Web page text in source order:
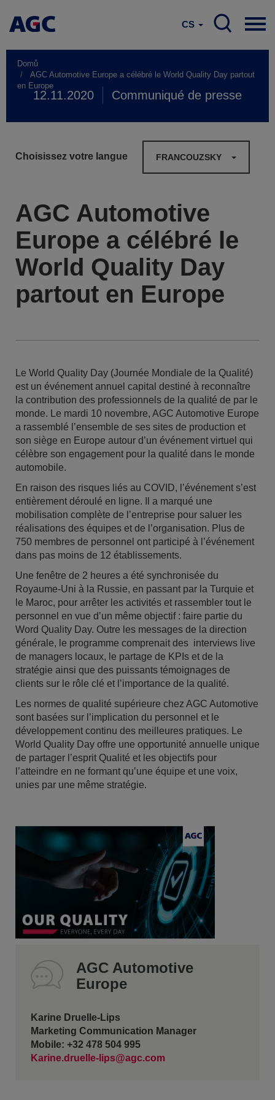
CS
Domů
AGC Automotive Europe a célébré le World Quality Day partout
en Europe
12.11.2020 Communiqué de presse
Choisissez votre langue FRANCOUZSKY
AGC Automotive
Europe a célébré le
World Quality Day
partout en Europe
Le World Quality Day (Journée Mondiale de la Qualité)
est un événement annuel capital destiné à reconnaître
la contribution des professionnels de la qualité de par le
monde. Le mardi 10 novembre, AGC Automotive Europe
a rassemblé l’ensemble de ses sites de production et
son siège en Europe autour d’un événement virtuel qui
célèbre son engagement pour la qualité dans le monde
automobile.
En raison des risques liés au COVID, l’événement s’est
entièrement déroulé en ligne. Il a marqué une
mobilisation complète de l’entreprise pour saluer les
réalisations des équipes et de l’organisation. Plus de
750 membres de personnel ont participé à l’événement
dans pas moins de 12 établissements.
Une fenêtre de 2 heures a été synchronisée du
Royaume-Uni à la Russie, en passant par la Turquie et
le Maroc, pour arrêter les activités et rassembler tout le
personnel en vue d’un même objectif : faire partie du
Word Quality Day. Outre les messages de la direction
générale, le programme comprenait des interviews live
de managers locaux, le partage de KPIs et de la
stratégie ainsi que des puissants témoignages de
clients sur le rôle clé et l’importance de la qualité.
Les normes de qualité supérieure chez AGC Automotive
sont basées sur l’implication du personnel et le
développement continu des meilleures pratiques. Le
World Quality Day offre une opportunité annuelle unique
de partager l’esprit Qualité et les objectifs pour
l’atteindre en ne formant qu’une équipe et une voix,
unies par une même stratégie.
AGC Automotive
Europe
Karine Druelle-Lips
Marketing Communication Manager
Mobile: +32 478 504 995
Karine.druelle-lips@agc.com